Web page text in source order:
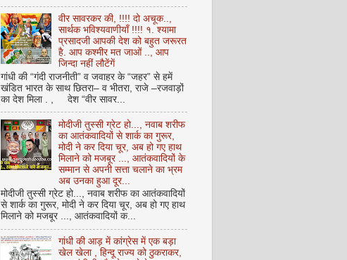
वीर सावरकर की, !!!! दो अचूक..,
सार्थक भविश्यवाणीयाँ !!!! १. श्यामा
प्रसादजी आपकी देश को बहुत जरूरत
है. आप कश्मीर मत जाओं .., आप
जिन्दा नहीं लौटेंगें
गांधी की “गंदी राजनीती” व जवाहर के “जहर” से हमें
खंडित भारत के साथ छितरा– व भीतरा, राजे –रजवाड़ों
का देश मिला . , देश “वीर सावर...
मोदीजी तुस्सी ग्रेट हो..., नवाब शरीफ
का आतंकवादियों से शार्क का गुरूर,
मोदी ने कर दिया चूर, अब हो गए हाथ
मिलाने को मजबूर ..., आतंकवादियों के
सम्मान से अपनी सत्ता चलाने का भ्रम
अब उनका हुआ दूर...
मोदीजी तुस्सी ग्रेट हो..., नवाब शरीफ का आतंकवादियों
से शार्क का गुरूर, मोदी ने कर दिया चूर, अब हो गए हाथ
मिलाने को मजबूर ..., आतंकवादियों क...
गांधी की आड़ में कांग्रेस में एक बड़ा
खेल खेला , हिन्दू राज्य को ठुकराकर,